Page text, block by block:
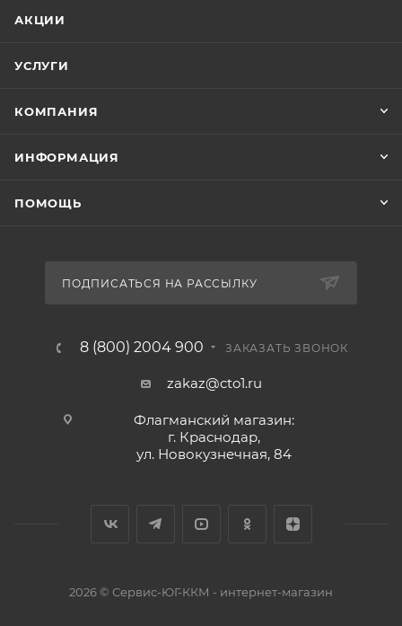
АКЦИИ
УСЛУГИ
КОМПАНИЯ
ИНФОРМАЦИЯ
ПОМОЩЬ
ПОДПИСАТЬСЯ НА РАССЫЛКУ
8 (800) 2004 900 ЗАКАЗАТЬ ЗВОНОК
zakaz@cto1.ru
Флагманский магазин:
г. Краснодар,
ул. Новокузнечная, 84
2026 © Сервис-ЮГ-ККМ - интернет-магазин